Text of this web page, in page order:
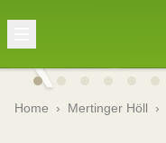
Home › Mertinger Höll ›